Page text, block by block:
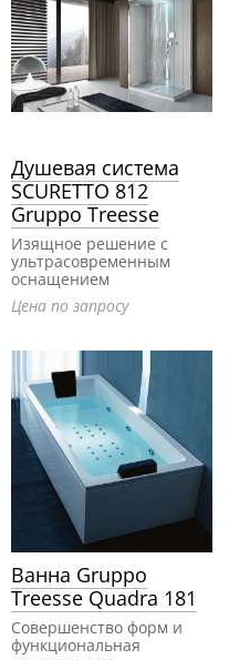
Душевая система
SCURETTO 812
Gruppo Treesse
Изящное решение с
ультрасовременным
оснащением
Цена по запросу
Ванна Gruppo
Treesse Quadra 181
Совершенство форм и
функциональная